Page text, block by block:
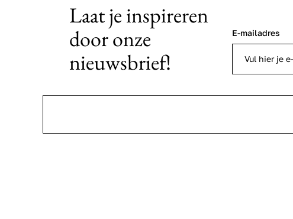
Laat je inspireren
door onze
nieuwsbrief!
E-mailadres